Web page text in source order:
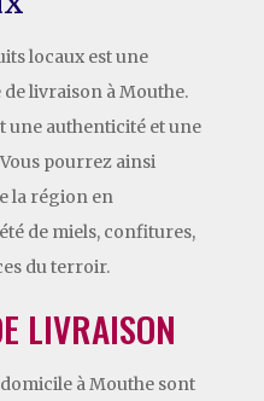
locaux est une
livraison à Mouthe.
une authenticité et une
pourrez ainsi
la région en
de miels, confitures,
du terroir.
LIVRAISON
à Mouthe sont